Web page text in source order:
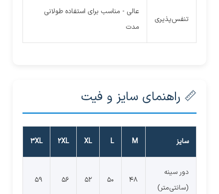
تنفس‌پذیری
عالی - مناسب برای استفاده طولانی
مدت
📏 راهنمای سایز و فیت
سایز M
L
XL
2XL
3XL
دور سینه
(سانتی‌متر)
48
50
52
56
59